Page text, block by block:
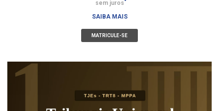
sem juros
SAIBA MAIS
MATRICULE-SE